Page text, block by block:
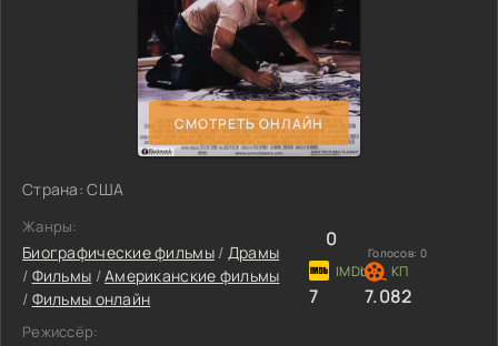
СМОТРЕТЬ ОНЛАЙН
Страна: США
Жанры:
Биографические фильмы/ Драмы
/ Фильмы /Американские фильмы
/ Фильмы онлайн
Режиссёр:
0
Голосов: 0
7 7.082